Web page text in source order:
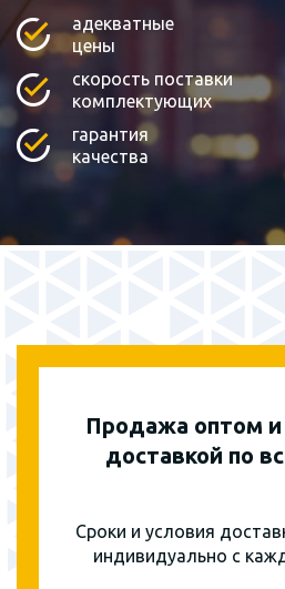
адекватные
цены
скорость поставки
комплектующих
гарантия
качества
Продажа оптом и
доставкой по
Сроки и условия
индивидуально с